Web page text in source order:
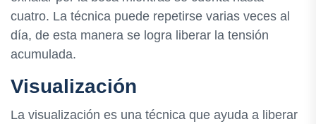
cuatro. La técnica puede repetirse varias veces al
día, de esta manera se logra liberar la tensión
acumulada.
Visualización
La visualización es una técnica que ayuda a liberar